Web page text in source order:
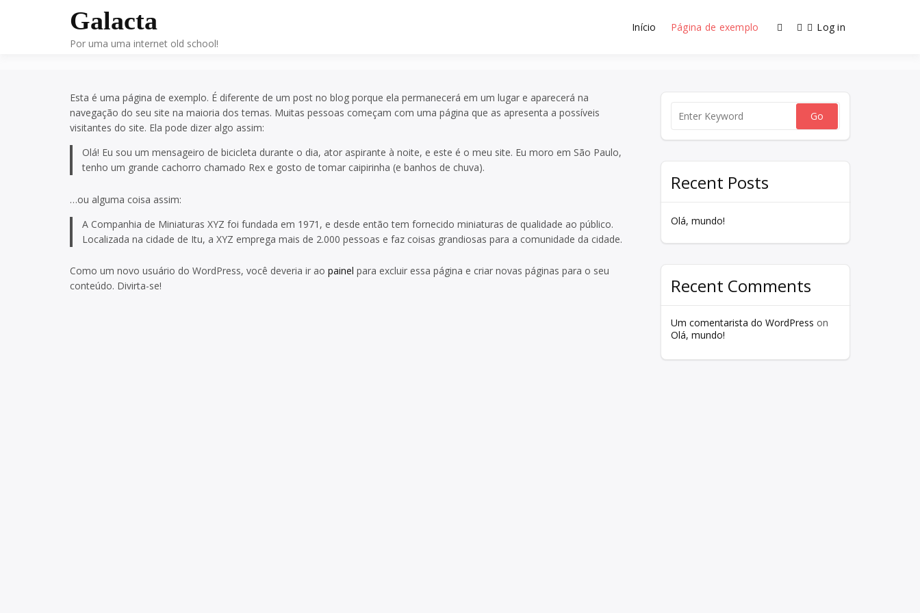
Galacta
Por uma uma internet old school!
Início Página de exemplo Log in
Página de exemplo Home Página de exemplo
Esta é uma página de exemplo. É diferente de um post no blog porque ela permanecerá em um lugar e aparecerá na
navegação do seu site na maioria dos temas. Muitas pessoas começam com uma página que as apresenta a possíveis
visitantes do site. Ela pode dizer algo assim:
Olá! Eu sou um mensageiro de bicicleta durante o dia, ator aspirante à noite, e este é o meu site. Eu moro em São Paulo,
tenho um grande cachorro chamado Rex e gosto de tomar caipirinha (e banhos de chuva).
…ou alguma coisa assim:
A Companhia de Miniaturas XYZ foi fundada em 1971, e desde então tem fornecido miniaturas de qualidade ao público.
Localizada na cidade de Itu, a XYZ emprega mais de 2.000 pessoas e faz coisas grandiosas para a comunidade da cidade.
Como um novo usuário do WordPress, você deveria ir ao painel para excluir essa página e criar novas páginas para o seu
conteúdo. Divirta-se!
Recent Posts
Olá, mundo!
Recent Comments
Um comentarista do WordPress on
Olá, mundo!